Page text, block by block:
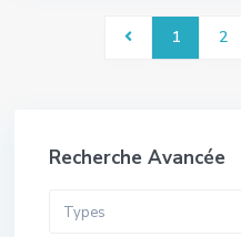
1 2
Recherche Avancée
Types